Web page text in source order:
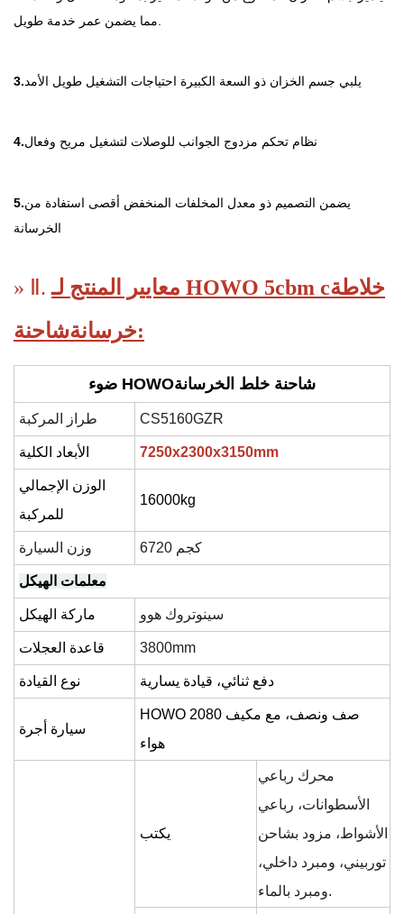
3.يلبي جسم الخزان ذو السعة الكبيرة احتياجات التشغيل طويل الأمد
4.نظام تحكم مزدوج الجوانب للوصلات لتشغيل مريح وفعال
5.يضمن التصميم ذو معدل المخلفات المنخفض أقصى استفادة من
الخرسانة
» Ⅱ. معايير المنتج لـ HOWO 5cbm cخلاطة
خرسانةشاحنة:
ضوء HOWOشاحنة خلط الخرسانة
طراز المركبة CS5160GZR
الأبعاد الكلية 7250x2300x3150mm
الوزن الإجمالي
للمركبة
16000kg
وزن السيارة 6720 كجم
معلمات الهيكل
ماركة الهيكل سينوتروك هوو
قاعدة العجلات 3800mm
نوع القيادة دفع ثنائي، قيادة يسارية
سيارة أجرة
HOWO 2080 صف ونصف، مع مكيف
هواء
يكتب
محرك رباعي
الأسطوانات، رباعي
الأشواط، مزود بشاحن
توربيني، ومبرد داخلي،
ومبرد بالماء.